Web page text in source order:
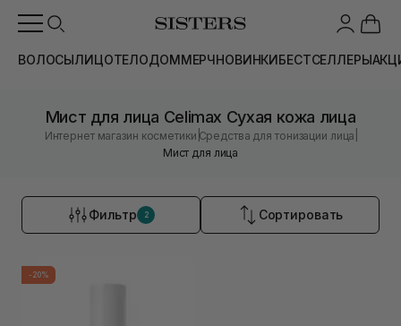
ВОЛОСЫЛИЦОТЕЛОДОММЕРЧНОВИНКИБЕСТСЕЛЛЕРЫ
Мист для лица Celimax Сухая кожа лица
Интернет магазин косметики |Средства для тонизации лица
Мист для лица
Фильтр 2 Сортировать
-20%